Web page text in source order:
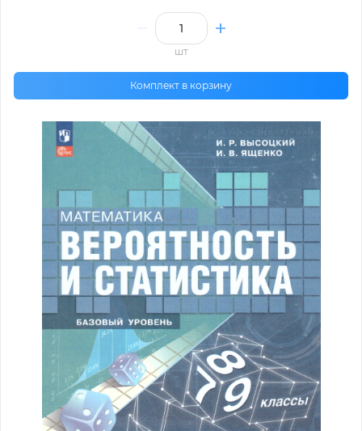
шт
Комплект в корзину